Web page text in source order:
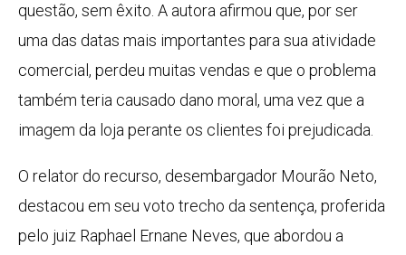
questão, sem êxito. A autora afirmou que, por ser
uma das datas mais importantes para sua atividade
comercial, perdeu muitas vendas e que o problema
também teria causado dano moral, uma vez que a
imagem da loja perante os clientes foi prejudicada.
O relator do recurso, desembargador Mourão Neto,
destacou em seu voto trecho da sentença, proferida
pelo juiz Raphael Ernane Neves, que abordou a